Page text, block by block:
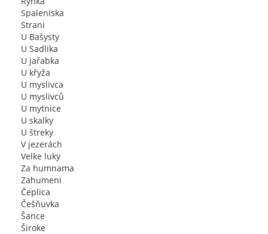
Spaleniska
Strani
U Bašysty
U Sadlika
U jařabka
U křyža
U myslivca
U myslivců
U mytnice
U skalky
U štreky
V jezerách
Velke luky
Za humnama
Zahumeni
Čeplica
Češňuvka
Šance
Široke